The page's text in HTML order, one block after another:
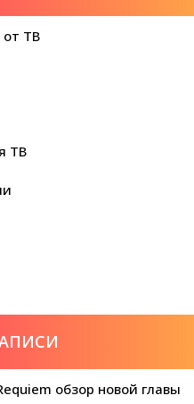
от ТВ
ТВ
обзор новой главы